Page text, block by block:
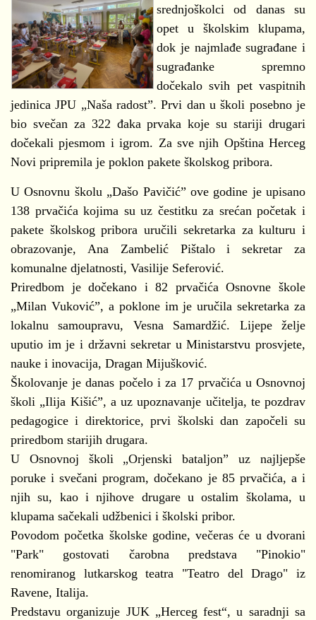
srednjoškolci od danas su
opet u školskim klupama,
dok je najmlađe sugrađane i
sugrađanke spremno
dočekalo svih pet vaspitnih
jedinica JPU „Naša radost”. Prvi dan u školi posebno je
bio svečan za 322 đaka prvaka koje su stariji drugari
dočekali pjesmom i igrom. Za sve njih Opština Herceg
Novi pripremila je poklon pakete školskog pribora.
U Osnovnu školu „Dašo Pavičić” ove godine je upisano
138 prvačića kojima su uz čestitku za srećan početak i
pakete školskog pribora uručili sekretarka za kulturu i
obrazovanje, Ana Zambelić Pištalo i sekretar za
komunalne djelatnosti, Vasilije Seferović.
Priredbom je dočekano i 82 prvačića Osnovne škole
„Milan Vuković”, a poklone im je uručila sekretarka za
lokalnu samoupravu, Vesna Samardžić. Lijepe želje
uputio im je i državni sekretar u Ministarstvu prosvjete,
nauke i inovacija, Dragan Mijušković.
Školovanje je danas počelo i za 17 prvačića u Osnovnoj
školi „Ilija Kišić”, a uz upoznavanje učitelja, te pozdrav
pedagogice i direktorice, prvi školski dan započeli su
priredbom starijih drugara.
U Osnovnoj školi „Orjenski bataljon” uz najljepše
poruke i svečani program, dočekano je 85 prvačića, a i
njih su, kao i njihove drugare u ostalim školama, u
klupama sačekali udžbenici i školski pribor.
Povodom početka školske godine, večeras će u dvorani
"Park" gostovati čarobna predstava "Pinokio"
renomiranog lutkarskog teatra "Teatro del Drago" iz
Ravene, Italija.
Predstavu organizuje JUK „Herceg fest“, u saradnji sa